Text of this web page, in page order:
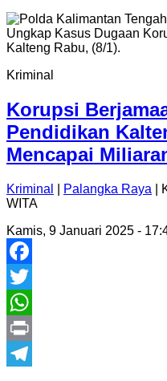
Kriminal
Korupsi
Pendidikan
Mencapai
Kriminal Palangka Raya |
WITA
Kamis, 9 Januari 2025 -
Facebook
Twitter
WhatsApp
Print